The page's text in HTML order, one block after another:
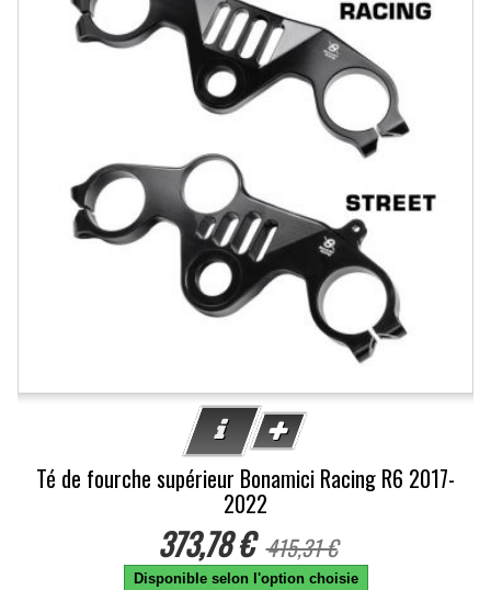
Té de fourche supérieur Bonamici Racing R6 2017-
2022
373,78 € 415,31 €
Disponible selon l'option choisie